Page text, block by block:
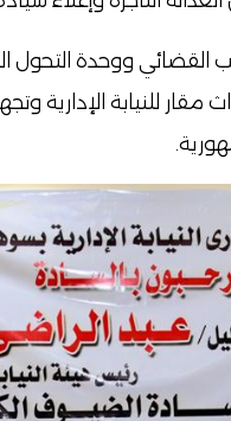
القضائي ووحدة
للنيابة الإدارية